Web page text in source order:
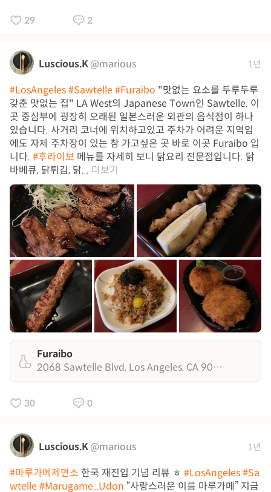
29 2
Luscious.K@marious 1년
#LosAngeles#Sawtelle#Furaibo "맛없는 요소를 두루두루
갖춘 맛없는 집" LA West의 Japanese Town인 Sawtelle. 이
곳 중심부에 굉장히 오래된 일본스러운 외관의 음식점이 하나
있습니다. 사거리 코너에 위치하고있고 주차가 어려운 지역임
에도 자체 주차장이 있는 참 가고싶은 곳 바로 이곳 Furaibo 입
니다. #후라이보 메뉴를 자세히 보니 닭요리 전문점입니다. 닭
바베큐, 닭튀김, 닭... 더보기
Furaibo
2068 Sawtelle Blvd, Los Angeles, CA 90025
30 0
Luscious.K@marious 1년
#마루가메제면소 한국 재진입 기념 리뷰 ㅎ #LosAngeles#Sa
wtelle#Marugame_Udon “사랑스러운 이름 마루가메” 지금